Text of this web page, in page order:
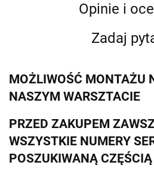
Opinie i
Zadaj
MOŻLIWOŚĆ MONTAŻU
NASZYM WARSZTACIE
PRZED ZAKUPEM
WSZYSTKIE NUMERY
POSZUKIWANĄ CZĘŚCIĄ